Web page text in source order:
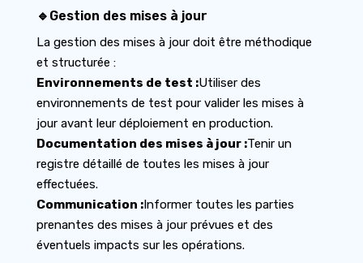
🔹Gestion des mises à jour
La gestion des mises à jour doit être méthodique
et structurée :
Environnements de test :Utiliser des
environnements de test pour valider les mises à
jour avant leur déploiement en production.
Documentation des mises à jour :Tenir un
registre détaillé de toutes les mises à jour
effectuées.
Communication :Informer toutes les parties
prenantes des mises à jour prévues et des
éventuels impacts sur les opérations.